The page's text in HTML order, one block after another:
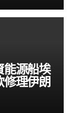
能源船埃
理伊朗